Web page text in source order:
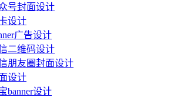
号封面设计
设计
广告设计
二维码设计
朋友圈封面设计
设计
banner设计